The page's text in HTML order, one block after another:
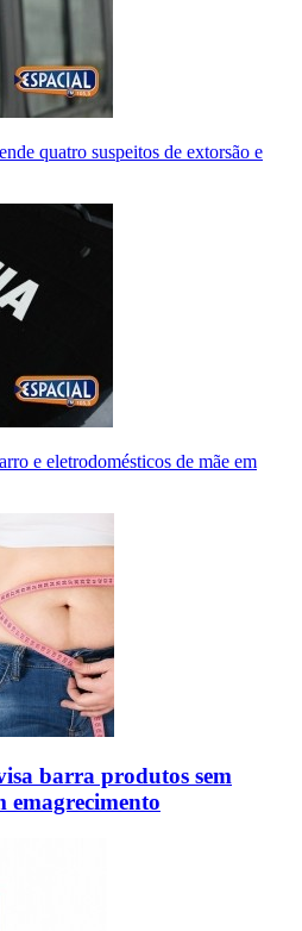
quatro suspeitos de extorsão e
e eletrodomésticos de mãe em
barra produtos sem
emagrecimento